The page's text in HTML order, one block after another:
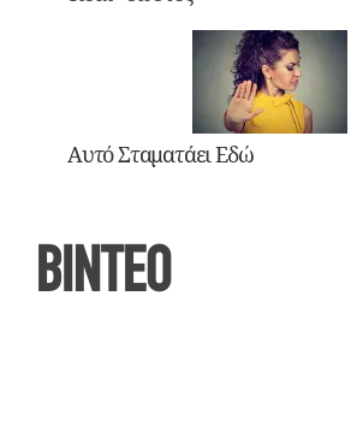
Αυτό Σταματάει Εδώ
ΒΙΝΤΕΟ